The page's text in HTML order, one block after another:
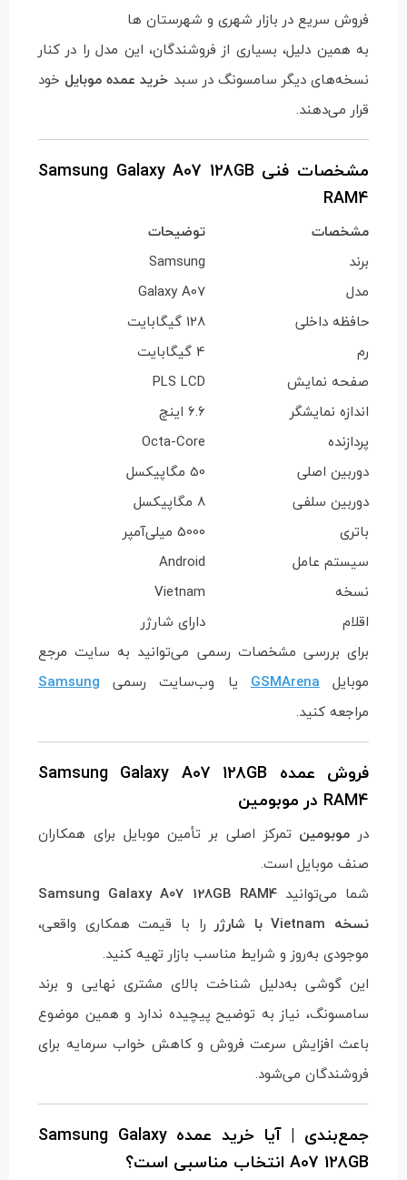
فروش سریع در بازار شهری و شهرستان ها
به همین دلیل، بسیاری از فروشندگان، این مدل را در کنار
نسخه‌های دیگر سامسونگ در سبد خرید عمده موبایل خود
قرار می‌دهند.
مشخصات فنی Samsung Galaxy A07 128GB
RAM4
مشخصات
توضیحات
برند
Samsung
مدل
Galaxy A07
حافظه داخلی
128 گیگابایت
رم
4 گیگابایت
صفحه نمایش
PLS LCD
اندازه نمایشگر
6.6 اینچ
پردازنده
Octa-Core
دوربین اصلی
50 مگاپیکسل
دوربین سلفی
8 مگاپیکسل
باتری
5000 میلی‌آمپر
سیستم عامل
Android
نسخه
Vietnam
اقلام
دارای شارژر
برای بررسی مشخصات رسمی می‌توانید به سایت مرجع
موبایلGSMArenaیا وب‌سایت رسمی Samsung
مراجعه کنید.
فروش عمده Samsung Galaxy A07 128GB
RAM4 در موبومین
در موبومین تمرکز اصلی بر تأمین موبایل برای همکاران
صنف موبایل است.
شما می‌توانیدSamsung Galaxy A07 128GB RAM4
نسخه Vietnam با شارژر
را با قیمت همکاری واقعی،
موجودی به‌روز و شرایط مناسب بازار تهیه کنید.
این گوشی به‌دلیل شناخت بالای مشتری نهایی و برند
سامسونگ، نیاز به توضیح پیچیده ندارد و همین موضوع
باعث افزایش سرعت فروش و کاهش خواب سرمایه برای
فروشندگان می‌شود.
جمع‌بندی | آیا خرید عمده Samsung Galaxy
A07 128GB انتخاب مناسبی است؟